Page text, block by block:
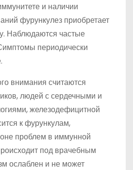
и наличии
фурункулез приобретает
Наблюдаются частые
периодически
внимания считаются
людей с сердечными и
железодефицитной
к фурункулам,
проблем в иммунной
под врачебным
ослаблен и не может